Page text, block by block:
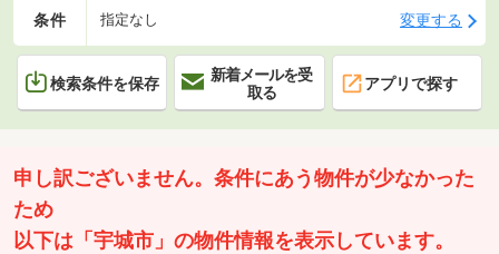
条件 指定なし 変更する
検索条件を保存
新着メールを受
取る
アプリで探す
申し訳ございません。条件にあう物件が少なかった
ため
以下は「宇城市」の物件情報を表示しています。